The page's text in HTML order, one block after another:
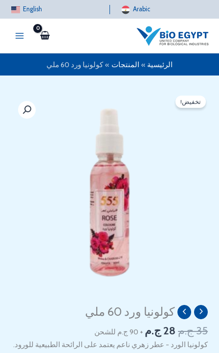
إلى
English Arabic
الرئيسية المنتجات كولونيا ورد 60 ملي
تخفيض!
كولونيا ورد 60 ملي
35ج.م
السعر
الأصلي
هو:
35 EGP.
28 ج.م
السعر
الحالي
هو:
28 EGP.
+ 90 ج.م للشحن
كولونيا الورد - عطر زهري ناعم يعتمد على الرائحة الطبيعية للورود.
كمية
Rose
60ml